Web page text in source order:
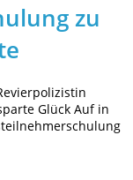
zu
Glück Auf in